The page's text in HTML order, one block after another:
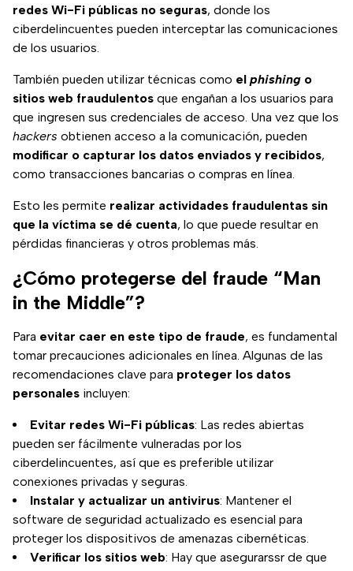
redes Wi-Fi públicas no seguras, donde los
ciberdelincuentes pueden interceptar las comunicaciones
de los usuarios.
También pueden utilizar técnicas como el phishing o
sitios web fraudulentos que engañan a los usuarios para
que ingresen sus credenciales de acceso. Una vez que los
hackers obtienen acceso a la comunicación, pueden
modificar o capturar los datos enviados y recibidos,
como transacciones bancarias o compras en línea.
Esto les permite realizar actividades fraudulentas sin
que la víctima se dé cuenta, lo que puede resultar en
pérdidas financieras y otros problemas más.
¿Cómo protegerse del fraude “Man
in the Middle”?
Para evitar caer en este tipo de fraude, es fundamental
tomar precauciones adicionales en línea. Algunas de las
recomendaciones clave para proteger los datos
personales incluyen:
Evitar redes Wi-Fi públicas: Las redes abiertas
pueden ser fácilmente vulneradas por los
ciberdelincuentes, así que es preferible utilizar
conexiones privadas y seguras.
Instalar y actualizar un antivirus: Mantener el
software de seguridad actualizado es esencial para
proteger los dispositivos de amenazas cibernéticas.
Verificar los sitios web: Hay que asegurarssr de que